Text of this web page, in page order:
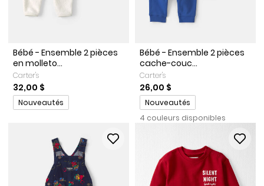
Bébé - Ensemble 2 pièces
en molleto...
Carter's
32,00 $
Promotions
Nouveautés
Bébé - Ensemble 2 pièces
cache-couc...
Carter's
26,00 $
Promotions
Nouveautés
4 couleurs disponibles